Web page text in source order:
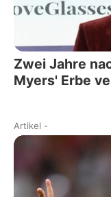
Zwei Jahre
Myers' Erbe
Artikel -